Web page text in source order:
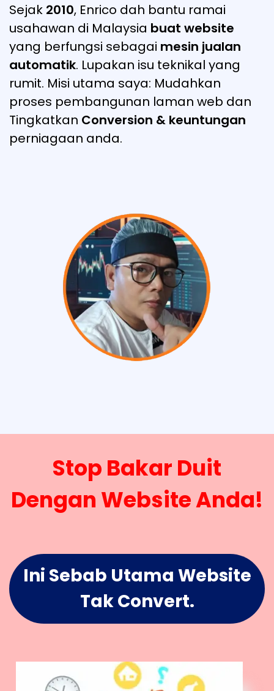
Sejak 2010, Enrico dah bantu ramai
usahawan di Malaysia buat website
yang berfungsi sebagai mesin jualan
automatik. Lupakan isu teknikal yang
rumit. Misi utama saya: Mudahkan
proses pembangunan laman web dan
Tingkatkan Conversion & keuntungan
perniagaan anda.
Stop Bakar Duit
Dengan Website Anda!
Ini Sebab Utama Website
Tak Convert.